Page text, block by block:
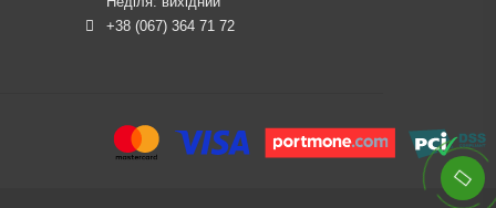
+38 (067) 364 71 72